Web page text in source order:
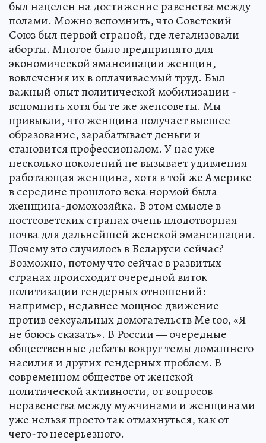
был нацелен на достижение равенства между
полами. Можно вспомнить, что Советский
Союз был первой страной, где легализовали
аборты. Многое было предпринято для
экономической эмансипации женщин,
вовлечения их в оплачиваемый труд. Был
важный опыт политической мобилизации -
вспомнить хотя бы те же женсоветы. Мы
привыкли, что женщина получает высшее
образование, зарабатывает деньги и
становится профессионалом. У нас уже
несколько поколений не вызывает удивления
работающая женщина, хотя в той же Америке
в середине прошлого века нормой была
женщина-домохозяйка. В этом смысле в
постсоветских странах очень плодотворная
почва для дальнейшей женской эмансипации.
Почему это случилось в Беларуси сейчас?
Возможно, потому что сейчас в развитых
странах происходит очередной виток
политизации гендерных отношений:
например, недавнее мощное движение
против сексуальных домогательств Me too, «Я
не боюсь сказать». В России — очередные
общественные дебаты вокруг темы домашнего
насилия и других гендерных проблем. В
современном обществе от женской
политической активности, от вопросов
неравенства между мужчинами и женщинами
уже нельзя просто так отмахнуться, как от
чего-то несерьезного.